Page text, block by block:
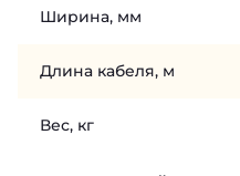
Ширина, мм
Длина кабеля, м
Вес, кг